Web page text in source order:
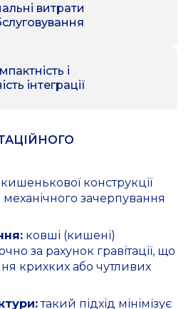
витрати
і
інтеграції
конструкції
механічного зачерпування
ковші (кишені)
за рахунок гравітації, що
крихких або чутливих
такий підхід мінімізує